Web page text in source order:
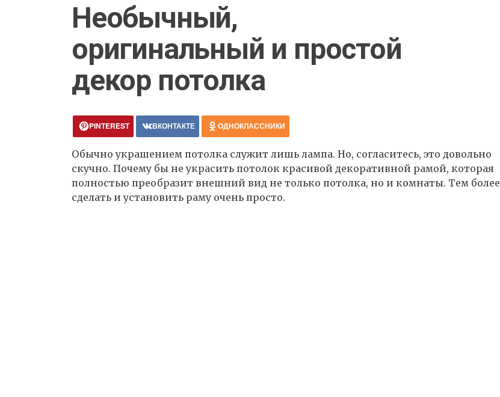
Необычный,
оригинальный и простой
декор потолка
PINTEREST ВКОНТАКТЕ ОДНОКЛАССНИКИ
Обычно украшением потолка служит лишь лампа. Но, согласитесь, это довольно
скучно. Почему бы не украсить потолок красивой декоративной рамой, которая
полностью преобразит внешний вид не только потолка, но и комнаты. Тем более
сделать и установить раму очень просто.